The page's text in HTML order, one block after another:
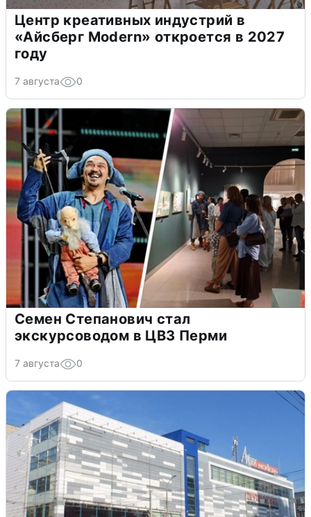
Центр креативных индустрий в
«Айсберг Modern» откроется в 2027
году
7 августа 0
Семен Степанович стал
экскурсоводом в ЦВЗ Перми
7 августа 0